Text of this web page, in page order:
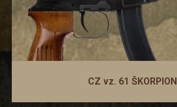
CZ vz. 61 ŠKORPION